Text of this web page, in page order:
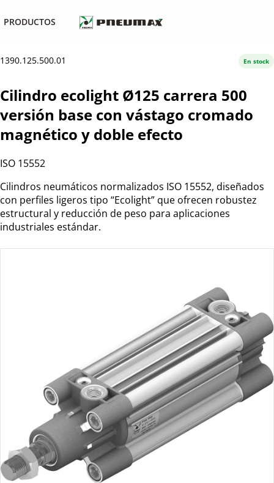
PRODUCTOS
1390.125.500.01
Cilindro ecolight Ø125 carrera 500
versión base con vástago cromado
magnético y doble efecto
ISO 15552
Cilindros neumáticos normalizados ISO 15552, diseñados
con perfiles ligeros tipo “Ecolight” que ofrecen robustez
estructural y reducción de peso para aplicaciones
industriales estándar.
En stock